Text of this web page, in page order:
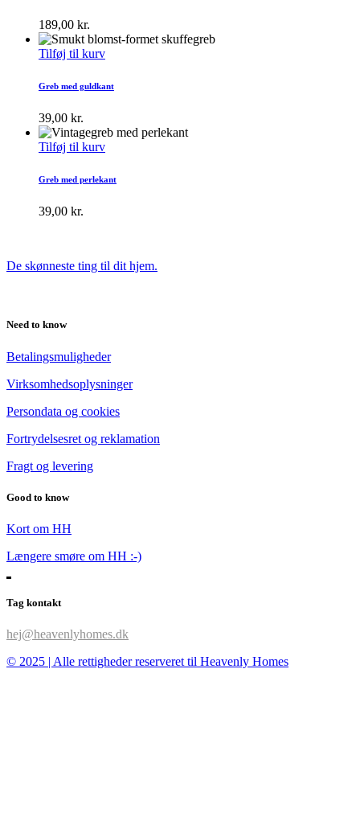
189,00 kr.
Tilføj til kurv
Greb med guldkant
39,00 kr.
Tilføj til kurv
Greb med perlekant
39,00 kr.
De skønneste ting til dit hjem.
Need to know
Betalingsmuligheder
Virksomhedsoplysninger
Persondata og cookies
Fortrydelsesret og reklamation
Fragt og levering
Good to know
Kort om HH
Længere smøre om HH :-)
Tag kontakt
hej@heavenlyhomes.dk
© 2025 | Alle rettigheder reserveret til Heavenly Homes